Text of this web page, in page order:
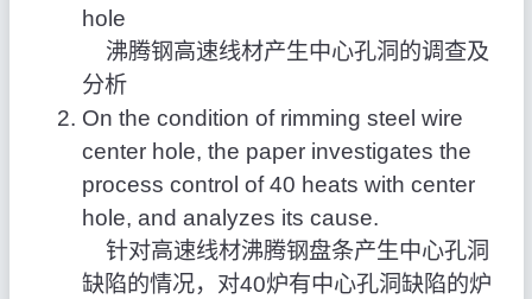
hole
沸腾钢高速线材产生中心孔洞的调查及
分析
On the condition of rimming steel wire
center hole, the paper investigates the
process control of 40 heats with center
hole, and analyzes its cause.
针对高速线材沸腾钢盘条产生中心孔洞
缺陷的情况，对40炉有中心孔洞缺陷的炉